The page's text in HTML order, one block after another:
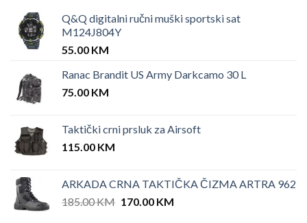
Q&Q digitalni ručni muški sportski sat
M124J804Y
55.00 KM
Ranac Brandit US Army Darkcamo 30 L
75.00 KM
Taktički crni prsluk za Airsoft
115.00 KM
ARKADA CRNA TAKTIČKA ČIZMA ARTRA 962
185.00KM Original
170.00 KMCurrent